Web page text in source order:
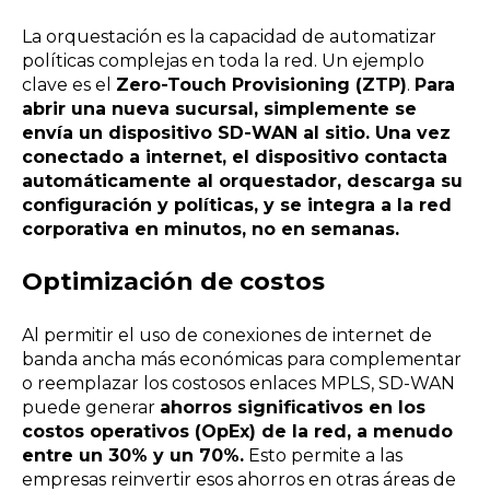
La orquestación es la capacidad de automatizar
políticas complejas en toda la red. Un ejemplo
clave es el Zero-Touch Provisioning (ZTP). Para
abrir una nueva sucursal, simplemente se
envía un dispositivo SD-WAN al sitio. Una vez
conectado a internet, el dispositivo contacta
automáticamente al orquestador, descarga su
configuración y políticas, y se integra a la red
corporativa en minutos, no en semanas.
Optimización de costos
Al permitir el uso de conexiones de internet de
banda ancha más económicas para complementar
o reemplazar los costosos enlaces MPLS, SD-WAN
puede generar ahorros significativos en los
costos operativos (OpEx) de la red, a menudo
entre un 30% y un 70%. Esto permite a las
empresas reinvertir esos ahorros en otras áreas de